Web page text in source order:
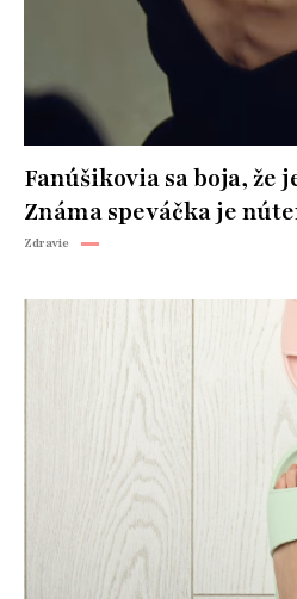
Fanúšikovia sa boja,
Známa speváčka je
Zdravie